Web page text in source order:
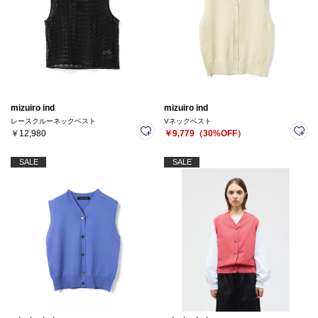
mizuiro ind
レースクルーネックベスト
￥12,980
mizuiro ind
Vネックベスト
￥9,779（30%OFF）
SALE SALE